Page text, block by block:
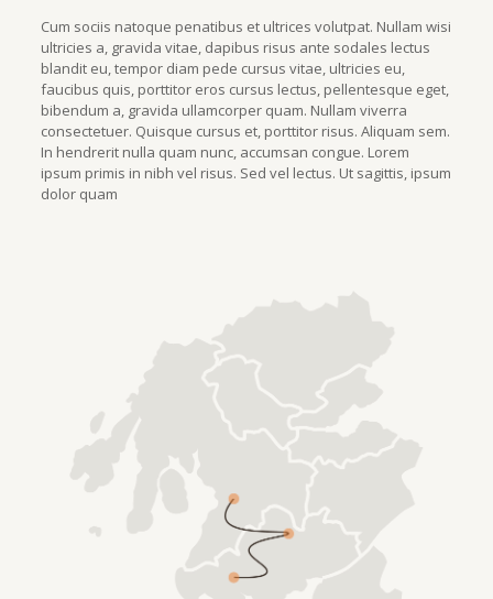
Cum sociis natoque penatibus et ultrices volutpat. Nullam wisi
ultricies a, gravida vitae, dapibus risus ante sodales lectus
blandit eu, tempor diam pede cursus vitae, ultricies eu,
faucibus quis, porttitor eros cursus lectus, pellentesque eget,
bibendum a, gravida ullamcorper quam. Nullam viverra
consectetuer. Quisque cursus et, porttitor risus. Aliquam sem.
In hendrerit nulla quam nunc, accumsan congue. Lorem
ipsum primis in nibh vel risus. Sed vel lectus. Ut sagittis, ipsum
dolor quam